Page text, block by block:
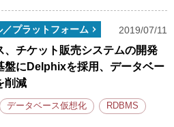
／プラットフォーム 2019/07/11
、チケット販売システムの開発
盤にDelphixを採用、データベー
削減
データベース仮想化 RDBMS